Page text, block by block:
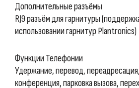
Дополнительные разъёмы
RJ9 разъём для гарнитуры
использовании гарнитур Plantronics)
Функции Телефонии
Удержание, перевод,
конференция, парковка вызова,